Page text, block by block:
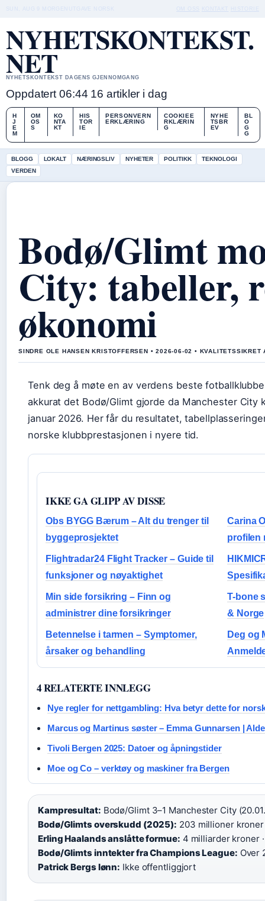
NYHETSKONTEKST.
NET
NYHETSKONTEKST DAGENS GJENNOMGANG
Oppdatert 06:44 16 artikler i dag
H
J
E
M
OM
OS
S
KO
NTA
KT
HIS
TOR
IE
PERSONVERN
ERKLÆRING
COOKIEE
RKLÆRIN
G
NYHE
TSBR
EV
BL
O
G
G
BLOGG LOKALT NÆRINGSLIV NYHETER POLITIKK
TEKNOLOGI
VERDEN
Bodø/Glimt
City: tabeller,
økonomi
SINDRE OLE HANSEN KRISTOFFERSEN • 2026-06-02 • KVALITETSSIKRET
Tenk deg å møte en av verdens beste
akkurat det Bodø/Glimt gjorde da Manchester City
januar 2026. Her får du resultatet,
norske klubbprestasjonen i nyere tid.
IKKE GA GLIPP AV DISSE
Obs BYGG Bærum – Alt du trenger til
byggeprosjektet
Carina
profilen
Flightradar24 Flight Tracker – Guide til
funksjoner og nøyaktighet
Min side forsikring – Finn og
administrer dine forsikringer
T-bone
& Norge
Betennelse i tarmen – Symptomer,
årsaker og behandling
Deg og
4 RELATERTE INNLEGG
Nye regler for nettgambling: Hva betyr dette for
Marcus og Martinus søster – Emma Gunnarsen |
Tivoli Bergen 2025: Datoer og åpningstider
Moe og Co – verktøy og maskiner fra Bergen
Kampresultat: Bodø/Glimt 3–1 Manchester City
Bodø/Glimts overskudd (2025): 203 millioner kroner
Erling Haalands anslåtte formue: 4 milliarder kroner ·
Bodø/Glimts inntekter fra Champions League: Over
Patrick Bergs lønn: Ikke offentliggjort